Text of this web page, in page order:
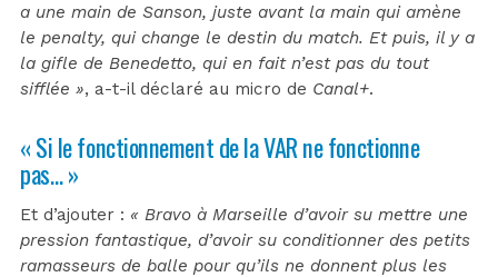
a une main de Sanson, juste avant la main qui amène
le penalty, qui change le destin du match. Et puis, il y a
la gifle de Benedetto, qui en fait n’est pas du tout
sifflée », a-t-il déclaré au micro de Canal+.
« Si le fonctionnement de la VAR ne fonctionne
pas… »
Et d’ajouter : « Bravo à Marseille d’avoir su mettre une
pression fantastique, d’avoir su conditionner des petits
ramasseurs de balle pour qu’ils ne donnent plus les